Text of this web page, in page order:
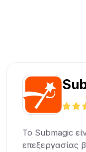
Το Submagic
επεξεργασίας